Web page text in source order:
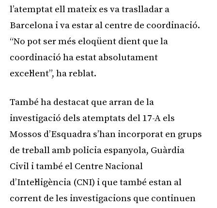
l’atemptat ell mateix es va traslladar a
Barcelona i va estar al centre de coordinació.
“No pot ser més eloqüent dient que la
coordinació ha estat absolutament
excel·lent”, ha reblat.
També ha destacat que arran de la
investigació dels atemptats del 17-A els
Mossos d’Esquadra s’han incorporat en grups
de treball amb policia espanyola, Guàrdia
Civil i també el Centre Nacional
d’Intel·ligència (CNI) i que també estan al
corrent de les investigacions que continuen